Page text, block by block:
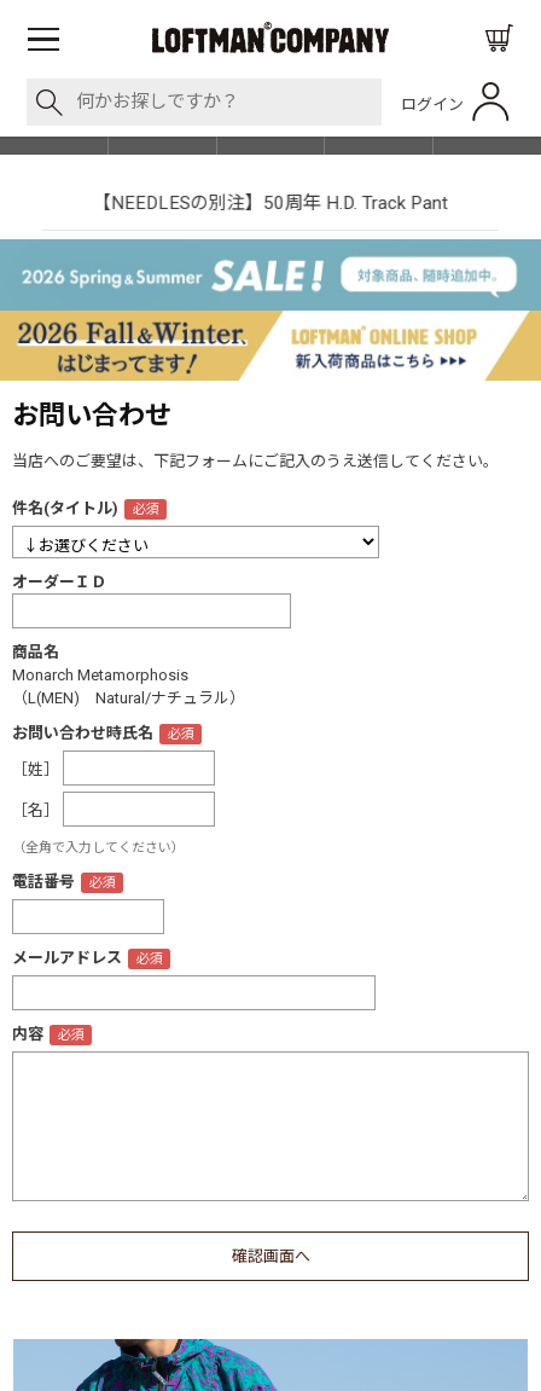
ログイン
SHOP LIST
【NEEDLESの別注】50周年 H.D. Track Pant
お問い合わせ
当店へのご要望は、下記フォームにご記入のうえ送信してください。
件名(タイトル)
オーダーＩＤ
商品名
Monarch Metamorphosis
（L(MEN) Natural/ナチュラル）
お問い合わせ時氏名
［姓］
［名］
（全角で入力してください）
電話番号
メールアドレス
内容